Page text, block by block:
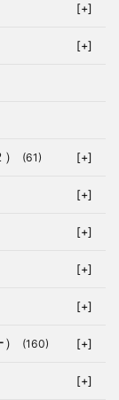
[+]
[+]
(61) [+]
[+]
[+]
[+]
[+]
(160) [+]
[+]